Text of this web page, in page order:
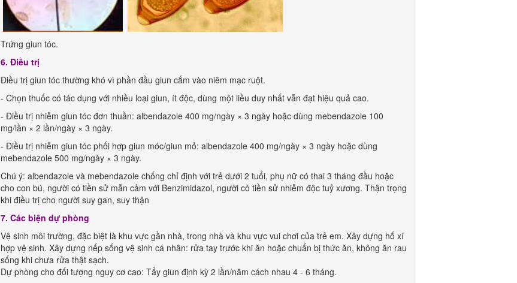
Trứng giun tóc.
6. Điều trị
Điều trị giun tóc thường khó vì phần đầu giun cắm vào niêm mạc ruột.
- Chọn thuốc có tác dụng với nhiều loại giun, ít độc, dùng một liều duy nhất vẫn đạt hiệu quả cao.
- Điều trị nhiễm giun tóc đơn thuần: albendazole 400 mg/ngày × 3 ngày hoặc dùng mebendazole 100
mg/lần × 2 lần/ngày × 3 ngày.
- Điều trị nhiễm giun tóc phối hợp giun móc/giun mỏ: albendazole 400 mg/ngày × 3 ngày hoặc dùng
mebendazole 500 mg/ngày × 3 ngày.
Chú ý: albendazole và mebendazole chống chỉ định với trẻ dưới 2 tuổi, phụ nữ có thai 3 tháng đầu hoặc
cho con bú, người có tiền sử mẫn cảm với Benzimidazol, người có tiền sử nhiễm độc tuỷ xương. Thận trọng
khi điều trị cho người suy gan, suy thận
7. Các biện dự phòng
Vệ sinh môi trường, đặc biệt là khu vực gần nhà, trong nhà và khu vực vui chơi của trẻ em. Xây dựng hố xí
hợp vệ sinh. Xây dựng nếp sống vệ sinh cá nhân: rửa tay trước khi ăn hoặc chuẩn bị thức ăn, không ăn rau
sống khi chưa rửa thật sạch.
Dự phòng cho đối tượng nguy cơ cao: Tẩy giun định kỳ 2 lần/năm cách nhau 4 - 6 tháng.